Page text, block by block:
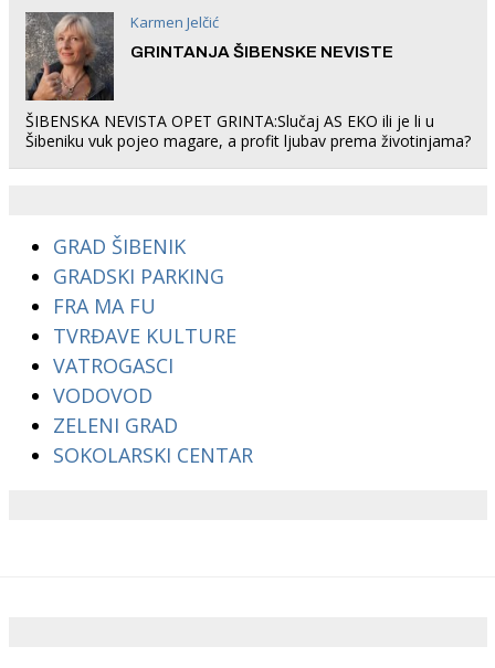
Karmen Jelčić
GRINTANJA ŠIBENSKE NEVISTE
ŠIBENSKA NEVISTA OPET GRINTA:Slučaj AS EKO ili je li u
Šibeniku vuk pojeo magare, a profit ljubav prema životinjama?
GRAD ŠIBENIK
GRADSKI PARKING
FRA MA FU
TVRĐAVE KULTURE
VATROGASCI
VODOVOD
ZELENI GRAD
SOKOLARSKI CENTAR